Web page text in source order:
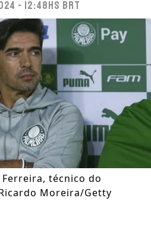
- 12:48hs BRT
Ferreira, técnico do
Moreira/Getty